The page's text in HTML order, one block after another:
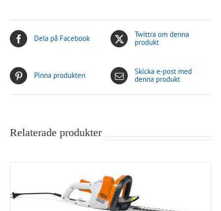
Dela på Facebook
Twittra om denna
produkt
Pinna produkten
Skicka e-post med
denna produkt
Relaterade produkter